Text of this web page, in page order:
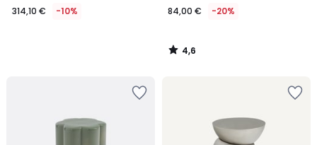
Statt
314,10 € -10% 84,00 € -20%
4,6
/